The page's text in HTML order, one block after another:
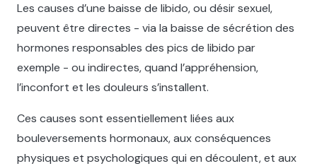
Les causes d’une baisse de libido, ou désir sexuel,
peuvent être directes - via la baisse de sécrétion des
hormones responsables des pics de libido par
exemple - ou indirectes, quand l’appréhension,
l’inconfort et les douleurs s’installent.
Ces causes sont essentiellement liées aux
bouleversements hormonaux, aux conséquences
physiques et psychologiques qui en découlent, et aux